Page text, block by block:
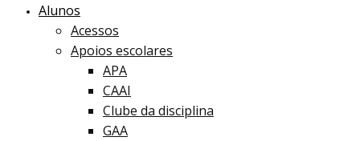
Alunos
Acessos
Apoios escolares
APA
CAAI
Clube da disciplina
GAA